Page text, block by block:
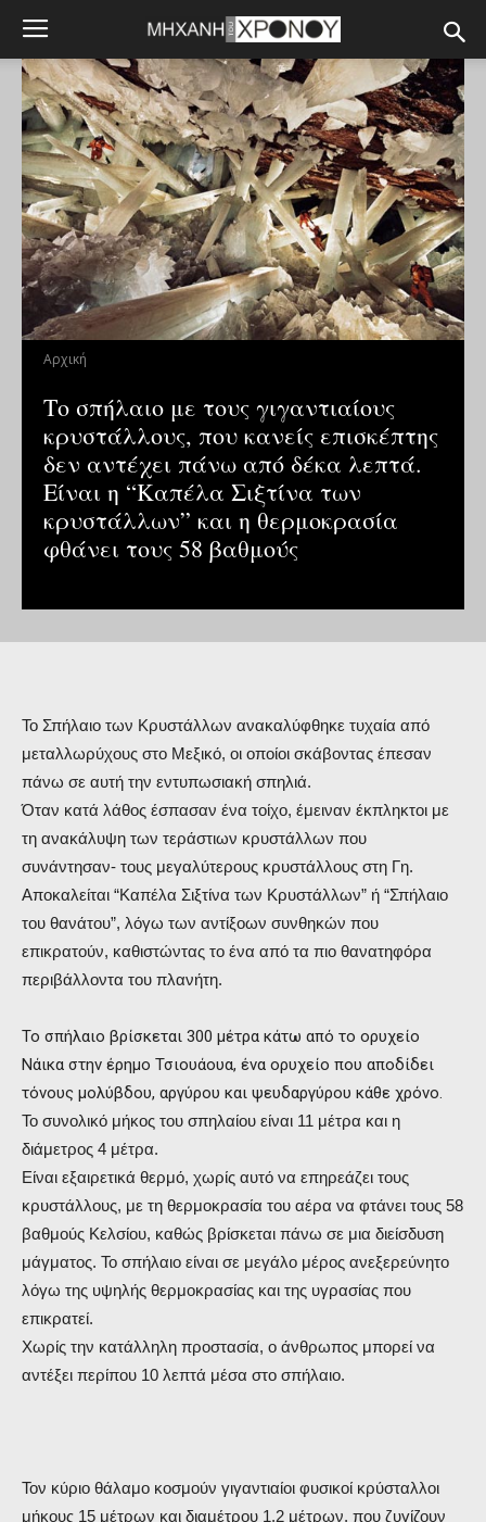
Αρχική
Το σπήλαιο με τους γιγαντιαίους
κρυστάλλους, που κανείς επισκέπτης
δεν αντέχει πάνω από δέκα λεπτά.
Είναι η “Καπέλα Σιξτίνα των
κρυστάλλων” και η θερμοκρασία
φθάνει τους 58 βαθμούς
Το Σπήλαιο των Κρυστάλλων ανακαλύφθηκε τυχαία από
μεταλλωρύχους στο Μεξικό, οι οποίοι σκάβοντας έπεσαν
πάνω σε αυτή την εντυπωσιακή σπηλιά.
Όταν κατά λάθος έσπασαν ένα τοίχο, έμειναν έκπληκτοι με
τη ανακάλυψη των τεράστιων κρυστάλλων που
συνάντησαν- τους μεγαλύτερους κρυστάλλους στη Γη.
Αποκαλείται “Καπέλα Σιξτίνα των Κρυστάλλων” ή “Σπήλαιο
του θανάτου”, λόγω των αντίξοων συνθηκών που
επικρατούν, καθιστώντας το ένα από τα πιο θανατηφόρα
περιβάλλοντα του πλανήτη.
Το σπήλαιο βρίσκεται 300 μέτρα κάτω από το ορυχείο
Νάικα στην έρημο Τσιουάουα, ένα ορυχείο που αποδίδει
τόνους μολύβδου, αργύρου και ψευδαργύρου κάθε χρόνο.
Το συνολικό μήκος του σπηλαίου είναι 11 μέτρα και η
διάμετρος 4 μέτρα.
Είναι εξαιρετικά θερμό, χωρίς αυτό να επηρεάζει τους
κρυστάλλους, με τη θερμοκρασία του αέρα να φτάνει τους 58
βαθμούς Κελσίου, καθώς βρίσκεται πάνω σε μια διείσδυση
μάγματος. Το σπήλαιο είναι σε μεγάλο μέρος ανεξερεύνητο
λόγω της υψηλής θερμοκρασίας και της υγρασίας που
επικρατεί.
Χωρίς την κατάλληλη προστασία, ο άνθρωπος μπορεί να
αντέξει περίπου 10 λεπτά μέσα στο σπήλαιο.
Τον κύριο θάλαμο κοσμούν γιγαντιαίοι φυσικοί κρύσταλλοι
μήκους 15 μέτρων και διαμέτρου 1.2 μέτρων, που ζυγίζουν